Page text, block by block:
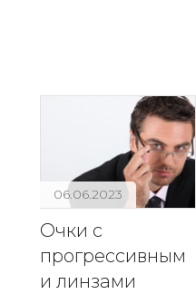
06.06.2023
Очки с
прогрессивным
и линзами